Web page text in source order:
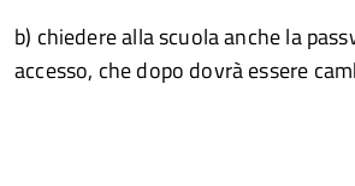
b) chiedere alla scuola anche la
accesso, che dopo dovrà essere